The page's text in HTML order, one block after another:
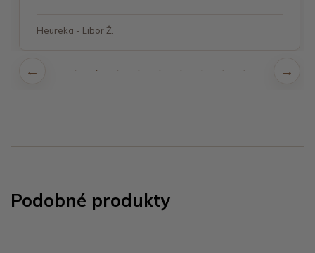
Heureka - Libor Ž.
Podobné produkty